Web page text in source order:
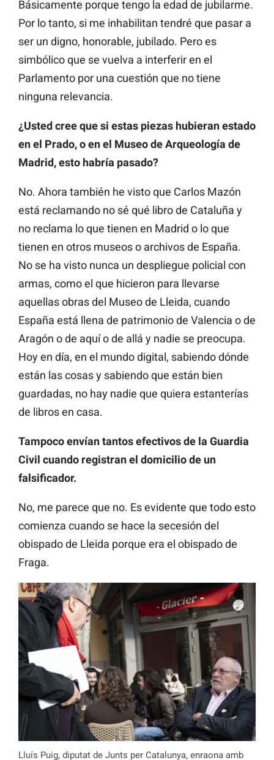
Básicamente porque tengo la edad de jubilarme.
Por lo tanto, si me inhabilitan tendré que pasar a
ser un digno, honorable, jubilado. Pero es
simbólico que se vuelva a interferir en el
Parlamento por una cuestión que no tiene
ninguna relevancia.
¿Usted cree que si estas piezas hubieran estado
en el Prado, o en el Museo de Arqueología de
Madrid, esto habría pasado?
No. Ahora también he visto que Carlos Mazón
está reclamando no sé qué libro de Cataluña y
no reclama lo que tienen en Madrid o lo que
tienen en otros museos o archivos de España.
No se ha visto nunca un despliegue policial con
armas, como el que hicieron para llevarse
aquellas obras del Museo de Lleida, cuando
España está llena de patrimonio de Valencia o de
Aragón o de aquí o de allá y nadie se preocupa.
Hoy en día, en el mundo digital, sabiendo dónde
están las cosas y sabiendo que están bien
guardadas, no hay nadie que quiera estanterías
de libros en casa.
Tampoco envían tantos efectivos de la Guardia
Civil cuando registran el domicilio de un
falsificador.
No, me parece que no. Es evidente que todo esto
comienza cuando se hace la secesión del
obispado de Lleida porque era el obispado de
Fraga.
Lluís Puig, diputat de Junts per Catalunya, enraona amb